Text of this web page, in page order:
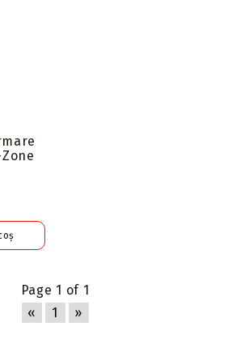
Page 1 of 1
«
1 »